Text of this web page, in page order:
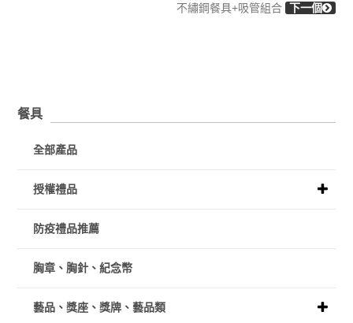
不繡鋼餐具+吸管組合 下一個
餐具
全部產品
授權禮品
防疫禮品推薦
胸章、胸針、紀念幣
藝品、獎座、獎牌、藝品類